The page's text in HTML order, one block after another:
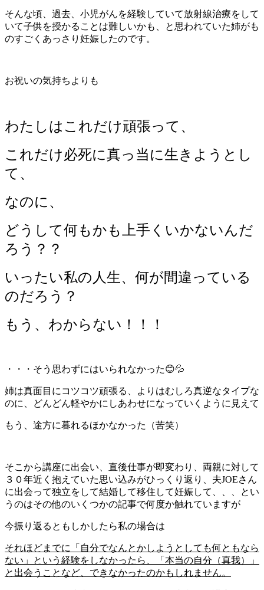
そんな頃、過去、小児がんを経験していて放射線治療をして
いて子供を授かることは難しいかも、と思われていた姉がも
のすごくあっさり妊娠したのです。
お祝いの気持ちよりも
わたしはこれだけ頑張って、
これだけ必死に真っ当に生きようとし
て、
なのに、
どうして何もかも上手くいかないんだ
ろう？？
いったい私の人生、何が間違っている
のだろう？
もう、わからない！！！
・・・そう思わずにはいられなかった😊💦
姉は真面目にコツコツ頑張る、よりはむしろ真逆なタイプな
のに、どんどん軽やかにしあわせになっていくように見えて
もう、途方に暮れるほかなかった（苦笑）
そこから講座に出会い、直後仕事が即変わり、両親に対して
３０年近く抱えていた思い込みがひっくり返り、夫JOEさん
に出会って独立をして結婚して移住して妊娠して、、、とい
うのはその他のいくつかの記事で何度か触れていますが
今振り返るともしかしたら私の場合は
それほどまでに「自分でなんとかしようとしても何ともなら
ない」という経験をしなかったら、「本当の自分（真我）」
と出会うことなど、できなかったのかもしれません。